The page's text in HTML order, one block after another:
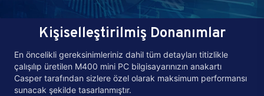
Kişiselleştirilmiş Donanımlar
En öncelikli gereksinimleriniz dahil tüm detayları titizlikle
çalışılıp üretilen M400 mini PC bilgisayarınızın anakartı
Casper tarafından sizlere özel olarak maksimum performansı
sunacak şekilde tasarlanmıştır.